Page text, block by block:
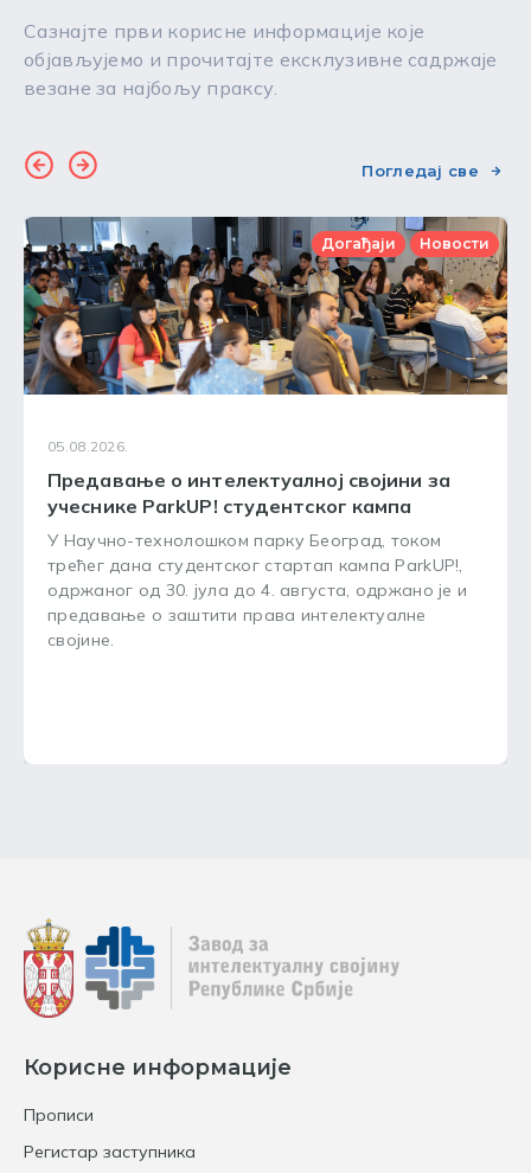
Сазнајте први корисне информације које
објављујемо и прочитајте ексклузивне садржаје
везане за најбољу праксу.
Погледај све
Догађаји Новости
05.08.2026.
Предавање о интелектуалној својини за
учеснике ParkUP! студентског кампа
У Научно-технолошком парку Београд, током
трећег дана студентског стартап кампа ParkUP!,
одржаног од 30. јула до 4. августа, одржано је и
предавање о заштити права интелектуалне
својине.
Корисне информације
Прописи
Регистар заступника